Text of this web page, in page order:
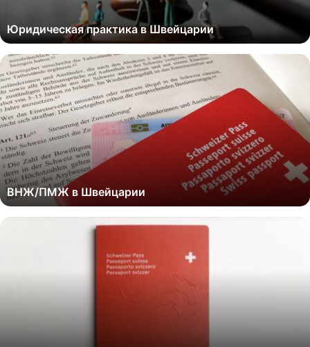
Юридическая практика в Швейцарии
ВНЖ/ПМЖ в Швейцарии